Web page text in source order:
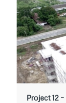
Project 12